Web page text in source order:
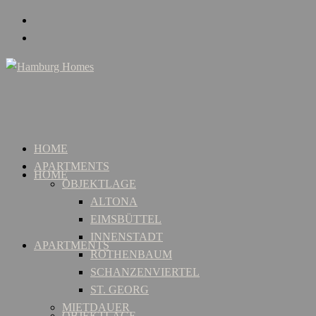
HOME
APARTMENTS
HOME
APARTMENTS
OBJEKTLAGE
ALTONA
EIMSBÜTTEL
INNENSTADT
ROTHENBAUM
SCHANZENVIERTEL
ST. GEORG
MIETDAUER